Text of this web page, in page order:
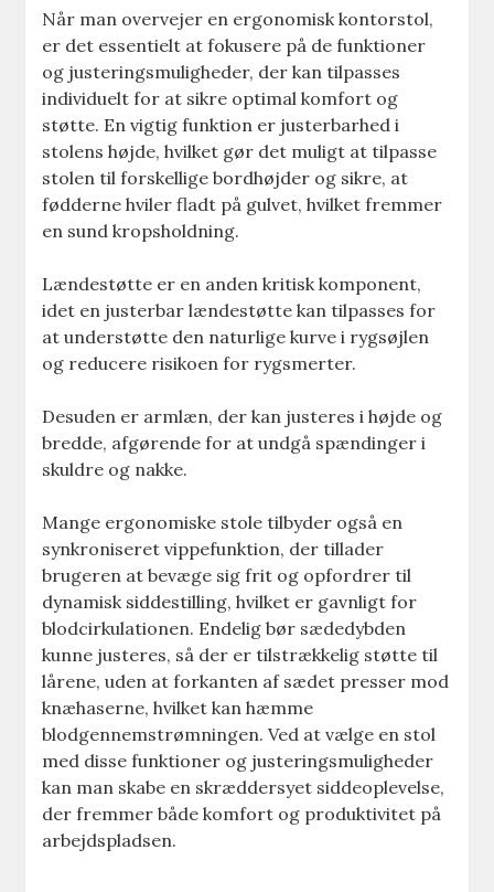
Når man overvejer en ergonomisk kontorstol,
er det essentielt at fokusere på de funktioner
og justeringsmuligheder, der kan tilpasses
individuelt for at sikre optimal komfort og
støtte. En vigtig funktion er justerbarhed i
stolens højde, hvilket gør det muligt at tilpasse
stolen til forskellige bordhøjder og sikre, at
fødderne hviler fladt på gulvet, hvilket fremmer
en sund kropsholdning.
Lændestøtte er en anden kritisk komponent,
idet en justerbar lændestøtte kan tilpasses for
at understøtte den naturlige kurve i rygsøjlen
og reducere risikoen for rygsmerter.
Desuden er armlæn, der kan justeres i højde og
bredde, afgørende for at undgå spændinger i
skuldre og nakke.
Mange ergonomiske stole tilbyder også en
synkroniseret vippefunktion, der tillader
brugeren at bevæge sig frit og opfordrer til
dynamisk siddestilling, hvilket er gavnligt for
blodcirkulationen. Endelig bør sædedybden
kunne justeres, så der er tilstrækkelig støtte til
lårene, uden at forkanten af sædet presser mod
knæhaserne, hvilket kan hæmme
blodgennemstrømningen. Ved at vælge en stol
med disse funktioner og justeringsmuligheder
kan man skabe en skræddersyet siddeoplevelse,
der fremmer både komfort og produktivitet på
arbejdspladsen.